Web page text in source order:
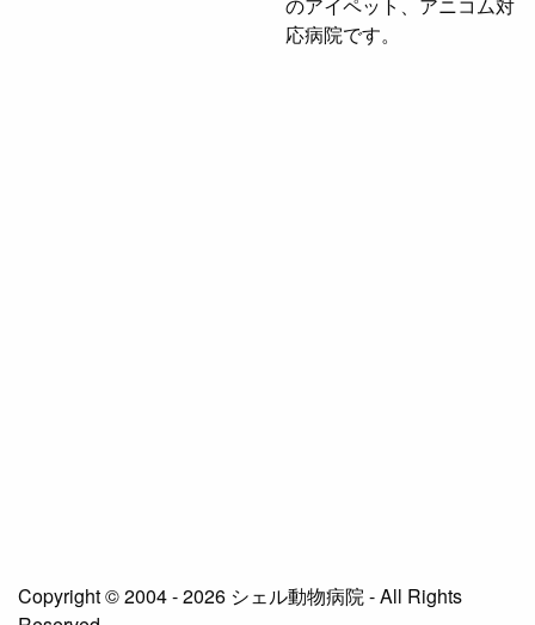
Copyright © 2004 - 2026 シェル動物病院 - All Rights